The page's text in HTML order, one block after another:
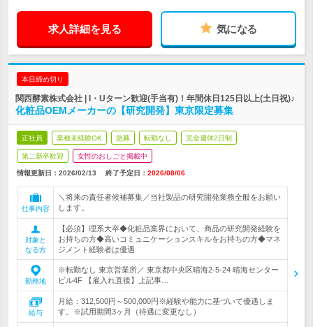
求人詳細を見る 気になる
本日締め切り
関西酵素株式会社 | I・Uターン歓迎(手当有)！年間休日125日以上(土日祝)♪
化粧品OEMメーカーの【研究開発】東京限定募集
正社員 業種未経験OK 急募 転勤なし 完全週休2日制
第二新卒歓迎 女性のおしごと掲載中
情報更新日：2026/02/13 終了予定日： 2026/08/06
仕事内容
＼将来の責任者候補募集／当社製品の研究開発業務全般をお願い
します。
対象と
なる方
【必須】理系大卒◆化粧品業界において、商品の研究開発経験を
お持ちの方◆高いコミュニケーションスキルをお持ちの方◆マネ
ジメント経験者は優遇
勤務地
※転勤なし 東京営業所／ 東京都中央区晴海2-5-24 晴海センター
ビル4F 【雇入れ直後】上記事…
給与
月給：312,500円～500,000円※経験や能力に基づいて優遇しま
す。※試用期間3ヶ月（待遇に変更なし）